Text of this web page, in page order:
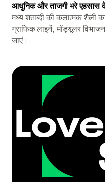
आधुनिक और ताजगी भरे एहसास
मध्य शताब्दी की कलात्मक शैली
ग्राफिक लाइनें, मॉड्यूलर
जाएं।